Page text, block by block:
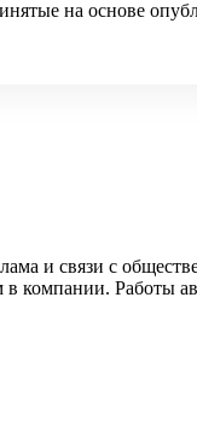
на основе
и связи с
компании. Работы